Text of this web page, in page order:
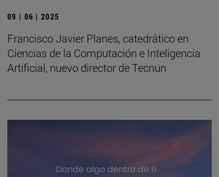
09 | 06 | 2025
Francisco Javier Planes, catedrático en
Ciencias de la Computación e Inteligencia
Artificial, nuevo director de Tecnun